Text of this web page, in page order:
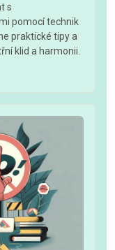
s
pomocí technik
praktické tipy a
klid a harmonii.